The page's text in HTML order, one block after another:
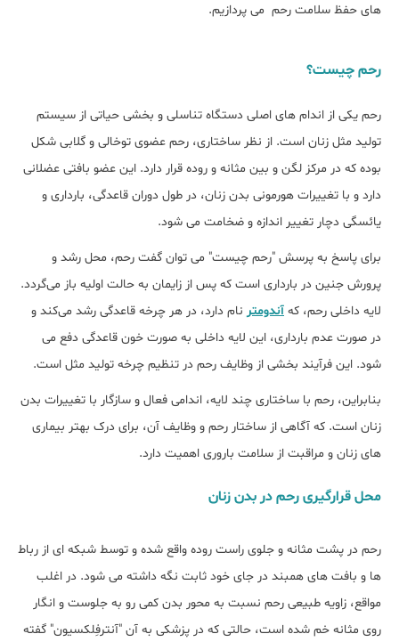
‌های حفظ سلامت رحم می‌ پردازیم.
رحم چیست؟
رحم یکی از اندام ‌های اصلی دستگاه تناسلی و بخشی حیاتی از سیستم
تولید مثل زنان است. از نظر ساختاری، رحم عضوی توخالی و گلابی ‌شکل
بوده که در مرکز لگن و بین مثانه و ‌روده قرار دارد. این عضو بافتی عضلانی
دارد و با تغییرات هورمونی بدن زنان، در طول دوران قاعدگی، بارداری و
یائسگی دچار تغییر اندازه و ضخامت می ‌شود.
برای پاسخ به پرسش "رحم چیست" می ‌توان گفت رحم، محل رشد و
پرورش جنین در بارداری است که پس از زایمان به حالت اولیه باز می‌گردد.
لایه داخلی رحم، که آندومتر نام دارد، در هر چرخه قاعدگی رشد می‌کند و
در صورت عدم بارداری، این لایه داخلی به صورت خون قاعدگی دفع می
‌شود. این فرآیند بخشی از وظایف رحم در تنظیم چرخه تولید مثل است.
بنابراین، رحم با ساختاری چند لایه، اندامی فعال و سازگار با تغییرات بدن
زنان است. که آگاهی از ساختار رحم و وظایف آن، برای درک بهتر بیماری‌
های زنان و مراقبت از سلامت باروری اهمیت دارد.
محل قرارگیری رحم در بدن زنان
رحم در پشت مثانه و جلوی راست ‌روده واقع شده و توسط شبکه‌ ای از رباط
‌ها و بافت ‌های همبند در جای خود ثابت نگه داشته می ‌شود. در اغلب
مواقع، زاویه طبیعی رحم نسبت به محور بدن کمی رو به جلوست و انگار
روی مثانه خم شده است، حالتی که در پزشکی به آن "آنترفِلکسیون" گفته